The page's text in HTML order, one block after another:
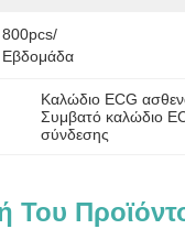
800pcs/
Εβδομάδα
Καλώδιο ECG
Συμβατό καλώδιο
σύνδεσης
Του